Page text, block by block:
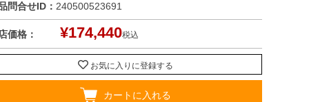
問合せID： 240500523691
価格： ¥174,440税込
お気に入りに登録する
カートに入れる